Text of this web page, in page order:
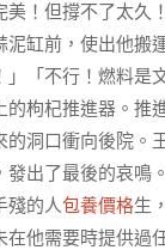
！但撐不了太
泥缸前，使出他
「不行！燃料是
枸杞推進器。
洞口衝向後院。
出了最後的哀
殘的人包養價格生
他需要時提供過